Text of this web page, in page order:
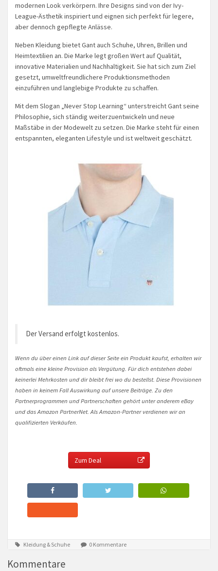
modernen Look verkörpern. Ihre Designs sind von der Ivy-
League-Ästhetik inspiriert und eignen sich perfekt für legere,
aber dennoch gepflegte Anlässe.
Neben Kleidung bietet Gant auch Schuhe, Uhren, Brillen und
Heimtextilien an. Die Marke legt großen Wert auf Qualität,
innovative Materialien und Nachhaltigkeit. Sie hat sich zum Ziel
gesetzt, umweltfreundlichere Produktionsmethoden
einzuführen und langlebige Produkte zu schaffen.
Mit dem Slogan „Never Stop Learning“ unterstreicht Gant seine
Philosophie, sich ständig weiterzuentwickeln und neue
Maßstäbe in der Modewelt zu setzen. Die Marke steht für einen
entspannten, eleganten Lifestyle und ist weltweit geschätzt.
Der Versand erfolgt kostenlos.
Wenn du über einen Link auf dieser Seite ein Produkt kaufst, erhalten wir
oftmals eine kleine Provision als Vergütung. Für dich entstehen dabei
keinerlei Mehrkosten und dir bleibt frei wo du bestellst. Diese Provisionen
haben in keinem Fall Auswirkung auf unsere Beiträge. Zu den
Partnerprogrammen und Partnerschaften gehört unter anderem eBay
und das Amazon PartnerNet. Als Amazon-Partner verdienen wir an
qualifizierten Verkäufen.
Zum Deal
Kleidung & Schuhe 0 Kommentare
Kommentare